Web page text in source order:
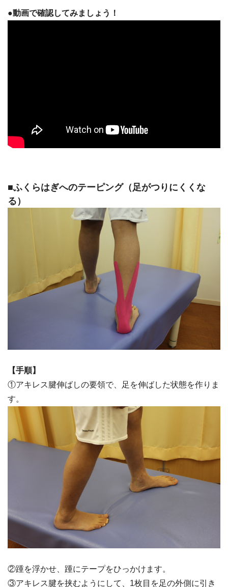
●動画で確認してみましょう！
■ふくらはぎへのテーピング（足がつりにくくな
る）
【手順】
①アキレス腱伸ばしの要領で、足を伸ばした状態を作りま
す。
②踵を浮かせ、踵にテープをひっかけます。
③アキレス腱を挟むようにして、1枚目を足の外側に引き